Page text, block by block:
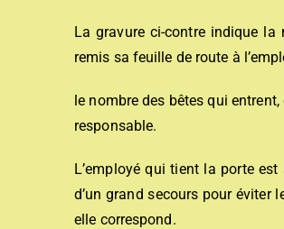
La gravure ci-contre indique la
remis sa feuille de route à
le nombre des bêtes qui
responsable.
L’employé qui tient la porte
d’un grand secours pour éviter
elle correspond.